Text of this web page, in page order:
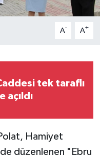
A- A+
tek taraflı
açıldı
Hamiyet
düzenlenen "Ebru